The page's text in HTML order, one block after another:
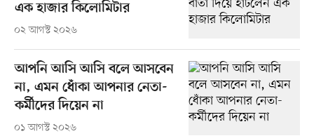
এক হাজার কিলোমিটার
০২ আগস্ট ২০২৬
আপনি আসি আসি বলে আসবেন
না, এমন ধোঁকা আপনার নেতা-
কর্মীদের দিয়েন না
০১ আগস্ট ২০২৬